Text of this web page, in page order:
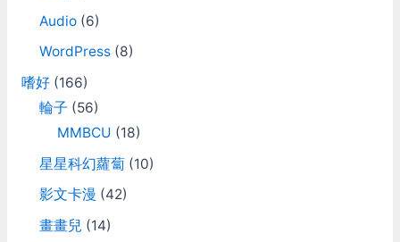
Audio(6)
WordPress(8)
嗜好(166)
輪子 (56)
MMBCU (18)
星星科幻蘿蔔(10)
影文卡漫 (42)
畫畫兒 (14)